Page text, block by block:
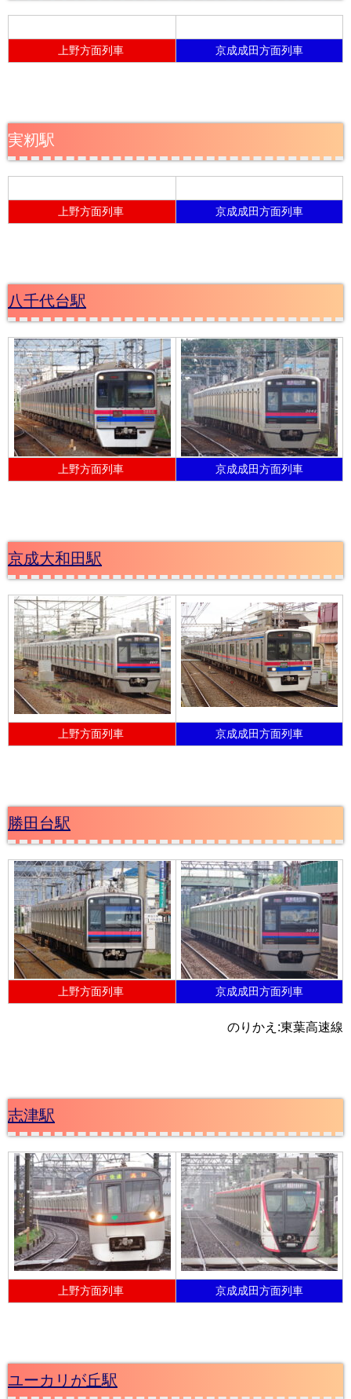
上野方面列車 京成成田方面列車
実籾駅
上野方面列車 京成成田方面列車
八千代台駅
上野方面列車 京成成田方面列車
京成大和田駅
上野方面列車 京成成田方面列車
勝田台駅
上野方面列車 京成成田方面列車
のりかえ:東葉高速線
志津駅
上野方面列車 京成成田方面列車
ユーカリが丘駅